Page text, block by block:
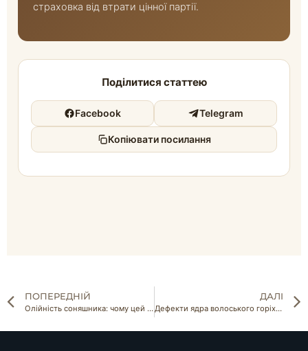
страховка від втрати цінної партії.
Поділитися статтею
Facebook Telegram
Копіювати посилання
ПОПЕРЕДНІЙ
Олійність соняшника: чому цей показник важливіший за врожайність
ДАЛІ
Дефекти ядра волоського горіха: які вади бракують партію під час сортування